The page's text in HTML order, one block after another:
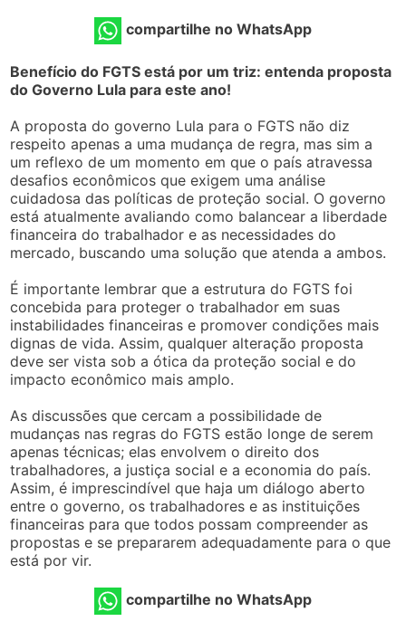
compartilhe no WhatsApp
Benefício do FGTS está por um triz: entenda proposta
do Governo Lula para este ano!
A proposta do governo Lula para o FGTS não diz
respeito apenas a uma mudança de regra, mas sim a
um reflexo de um momento em que o país atravessa
desafios econômicos que exigem uma análise
cuidadosa das políticas de proteção social. O governo
está atualmente avaliando como balancear a liberdade
financeira do trabalhador e as necessidades do
mercado, buscando uma solução que atenda a ambos.
É importante lembrar que a estrutura do FGTS foi
concebida para proteger o trabalhador em suas
instabilidades financeiras e promover condições mais
dignas de vida. Assim, qualquer alteração proposta
deve ser vista sob a ótica da proteção social e do
impacto econômico mais amplo.
As discussões que cercam a possibilidade de
mudanças nas regras do FGTS estão longe de serem
apenas técnicas; elas envolvem o direito dos
trabalhadores, a justiça social e a economia do país.
Assim, é imprescindível que haja um diálogo aberto
entre o governo, os trabalhadores e as instituições
financeiras para que todos possam compreender as
propostas e se prepararem adequadamente para o que
está por vir.
compartilhe no WhatsApp